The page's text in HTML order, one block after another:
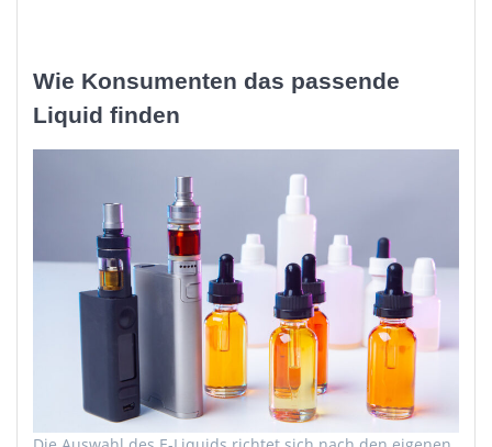
Wie Konsumenten das passende
Liquid finden